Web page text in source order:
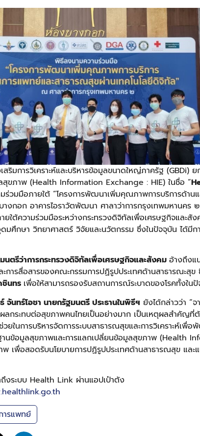
ริมการวิเคราะห์และบริหารข้อมูลขนาดใหญ่ภาครัฐ (GBDi)
สุขภาพ (Health Information Exchange : HIE) ในชื่อ “
วมมือภายใต้ “โครงการพัฒนาเพิ่มคุณภาพการบริการด้าน
งกอก อาคารไอราวัตพัฒนา ศาลาว่าการกรุงเทพมหานค
ยใต้ความร่วมมือระหว่างกระทรวงดิจิทัลเพื่อเศรษฐกิจและสั
มศึกษา วิทยาศาสตร์ วิจัยและนวัตกรรม ซึ่งในปัจจุบัน ได้มีก
ตรีว่าการกระทรวงดิจิทัลเพื่อเศรษฐกิจและสังคม อ้างถึงแ
การสื่อสารของคณะกรรมการปฏิรูปประเทศด้านสาธารณะสุข
นทร เพื่อให้สามารถรองรับสถานการณ์ระบาดของโรคทั้งใน
จันทร์โอชา นายกรัฐมนตรี ประธานในพิธีฯ ยังได้กล่าวว่า “
ลกระทบต่อสุขภาพคนไทยเป็นอย่างมาก เป็นเหตุผลสำคัญ
ในการบริหารจัดการระบบสาธารณสุขและการวิเคราะห์เพื่อ
านข้อมูลสุขภาพและการแลกเปลี่ยนข้อมูลสุขภาพ (Health
เพื่อสอดรับนโยบายการปฏิรูปประเทศด้านสาธารณสุข และ
ถึงระบบ Health Link ผ่านแอปเป๋าตัง
ารแพทย์